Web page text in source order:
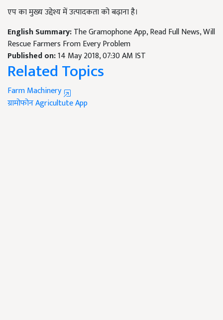
एप का मुख्य उद्देश्य में उत्पादकता को बढ़ाना है।
English Summary:The Gramophone App, Read Full News, Will
Rescue Farmers From Every Problem
Published on:14 May 2018, 07:30 AM IST
Related Topics
Farm Machinery
ग्रामोफोनAgricultute App